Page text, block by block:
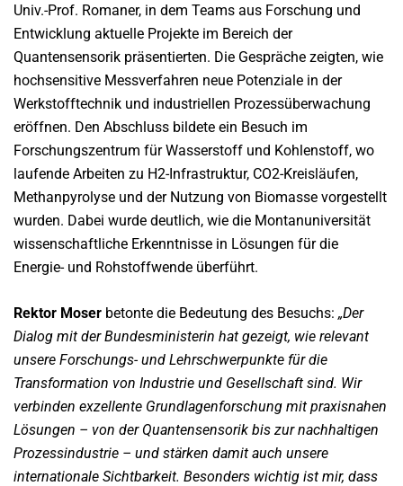
Univ.-Prof. Romaner, in dem Teams aus Forschung und
Entwicklung aktuelle Projekte im Bereich der
Quantensensorik präsentierten. Die Gespräche zeigten, wie
hochsensitive Messverfahren neue Potenziale in der
Werkstofftechnik und industriellen Prozessüberwachung
eröffnen. Den Abschluss bildete ein Besuch im
Forschungszentrum für Wasserstoff und Kohlenstoff, wo
laufende Arbeiten zu H2-Infrastruktur, CO2-Kreisläufen,
Methanpyrolyse und der Nutzung von Biomasse vorgestellt
wurden. Dabei wurde deutlich, wie die Montanuniversität
wissenschaftliche Erkenntnisse in Lösungen für die
Energie- und Rohstoffwende überführt.
Rektor Moser betonte die Bedeutung des Besuchs: „Der
Dialog mit der Bundesministerin hat gezeigt, wie relevant
unsere Forschungs- und Lehrschwerpunkte für die
Transformation von Industrie und Gesellschaft sind. Wir
verbinden exzellente Grundlagenforschung mit praxisnahen
Lösungen – von der Quantensensorik bis zur nachhaltigen
Prozessindustrie – und stärken damit auch unsere
internationale Sichtbarkeit. Besonders wichtig ist mir, dass